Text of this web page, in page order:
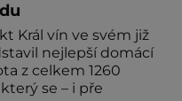
Král vín ve svém již
nejlepší domácí
z celkem 1260
Král vín, který se – i pře